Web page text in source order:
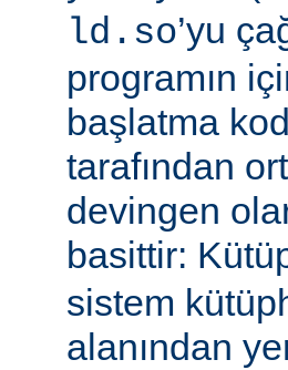
ld.so’yu
programın
başlatma
tarafından
devingen
basittir:
sistem
alanından